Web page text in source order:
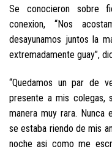
Se conocieron sobre
conexion, “Nos
desayunamos juntos la
extremadamente guay”,
“Quedamos un par de
presente a mis colegas,
manera muy rara. Nunca
se estaba riendo de mis
noche asi­ como me